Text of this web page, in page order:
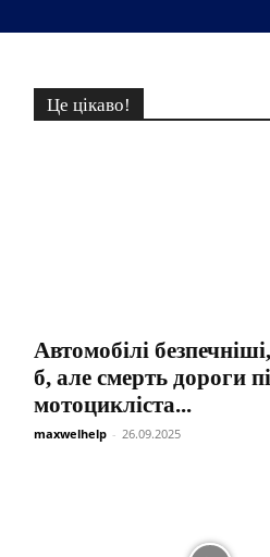
Це цікаво!
Автомобілі
б, але смерть дороги
мотоцикліста...
maxwelhelp - 26.09.2025